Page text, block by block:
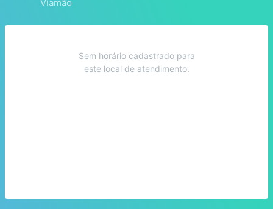
Viamão
Sem horário cadastrado para
este local de atendimento.